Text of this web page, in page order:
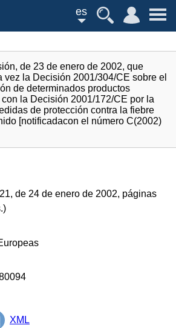
es
de 23 de enero de 2002, que
vez la Decisión 2001/304/CE sobre el
de determinados productos
la Decisión 2001/172/CE por la
de protección contra la fiebre
[notificadacon el número C(2002)
21, de 24 de enero de 2002, páginas
)
XML